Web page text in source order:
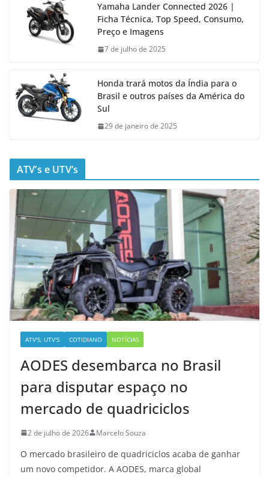
Yamaha Lander Connected 2026 |
Ficha Técnica, Top Speed, Consumo,
Preço e Imagens
7 de julho de 2025
Honda trará motos da Índia para o
Brasil e outros países da América do
Sul
29 de janeiro de 2025
ATV’s e UTV’s
ATV'S, UTV'S COTIDIANO NOTÍCIAS
AODES desembarca no Brasil
para disputar espaço no
mercado de quadriciclos
2 de julho de 2026 Marcelo Souza
O mercado brasileiro de quadriciclos acaba de ganhar
um novo competidor. A AODES, marca global